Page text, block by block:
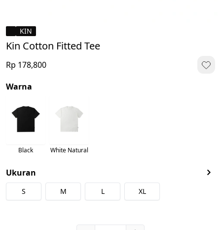
KIN
Kin Cotton Fitted Tee
Rp 178,800
Warna
Black White Natural
Ukuran
S M L XL